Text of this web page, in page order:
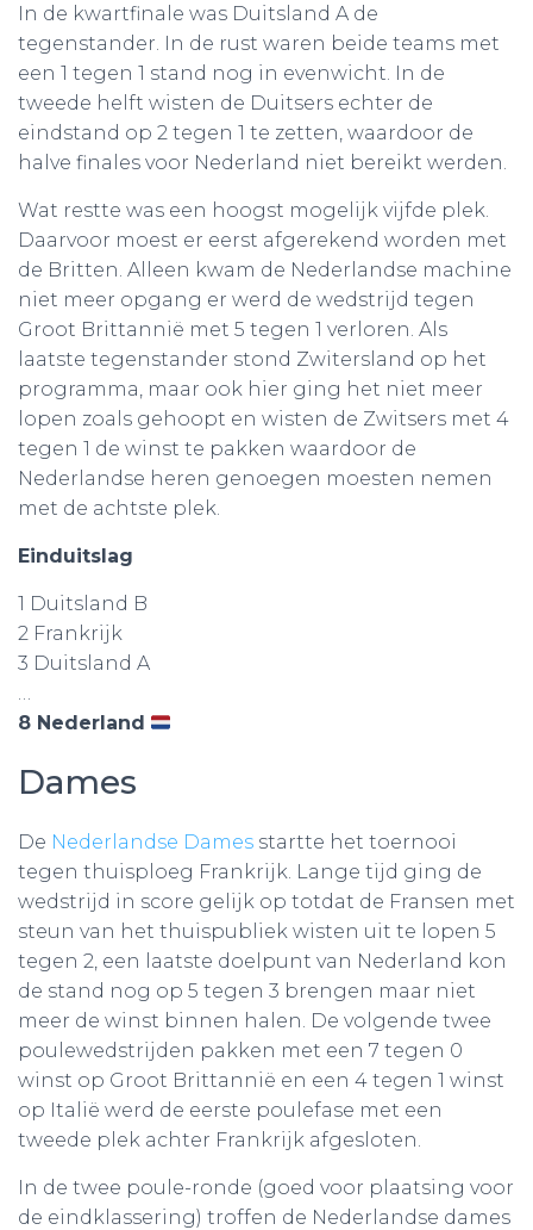
In de kwartfinale was Duitsland A de
tegenstander. In de rust waren beide teams met
een 1 tegen 1 stand nog in evenwicht. In de
tweede helft wisten de Duitsers echter de
eindstand op 2 tegen 1 te zetten, waardoor de
halve finales voor Nederland niet bereikt werden.
Wat restte was een hoogst mogelijk vijfde plek.
Daarvoor moest er eerst afgerekend worden met
de Britten. Alleen kwam de Nederlandse machine
niet meer opgang er werd de wedstrijd tegen
Groot Brittannië met 5 tegen 1 verloren. Als
laatste tegenstander stond Zwitersland op het
programma, maar ook hier ging het niet meer
lopen zoals gehoopt en wisten de Zwitsers met 4
tegen 1 de winst te pakken waardoor de
Nederlandse heren genoegen moesten nemen
met de achtste plek.
Einduitslag
1 Duitsland B
2 Frankrijk
3 Duitsland A
…
8 Nederland
Dames
De Nederlandse Dames startte het toernooi
tegen thuisploeg Frankrijk. Lange tijd ging de
wedstrijd in score gelijk op totdat de Fransen met
steun van het thuispubliek wisten uit te lopen 5
tegen 2, een laatste doelpunt van Nederland kon
de stand nog op 5 tegen 3 brengen maar niet
meer de winst binnen halen. De volgende twee
poulewedstrijden pakken met een 7 tegen 0
winst op Groot Brittannië en een 4 tegen 1 winst
op Italië werd de eerste poulefase met een
tweede plek achter Frankrijk afgesloten.
In de twee poule-ronde (goed voor plaatsing voor
de eindklassering) troffen de Nederlandse dames